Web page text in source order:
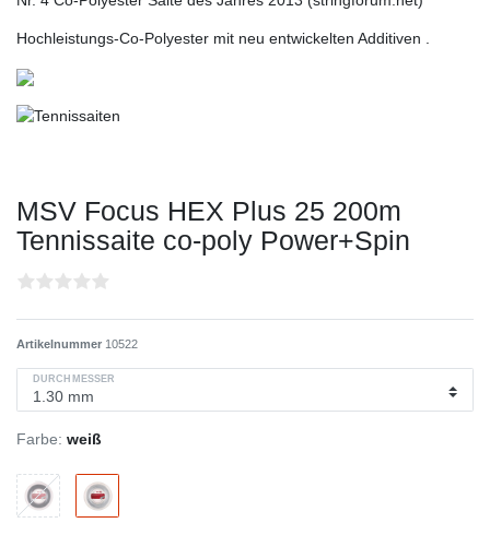
Hochleistungs-Co-Polyester mit neu entwickelten Additiven .
MSV Focus HEX Plus 25 200m
Tennissaite co-poly Power+Spin
Artikelnummer 10522
DURCHMESSER
Farbe: weiß